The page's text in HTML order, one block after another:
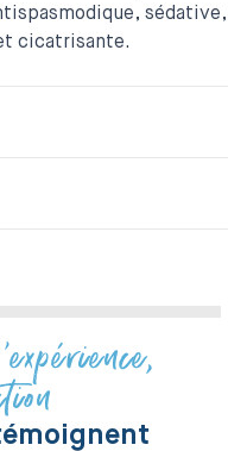
sédative,
cicatrisante.